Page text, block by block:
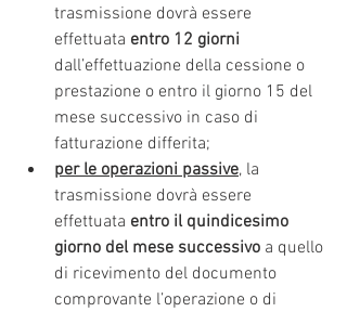
trasmissione dovrà essere
effettuata entro 12 giorni
dall’effettuazione della cessione o
prestazione o entro il giorno 15 del
mese successivo in caso di
fatturazione differita;
per le operazioni passive, la
trasmissione dovrà essere
effettuata entro il quindicesimo
giorno del mese successivo a quello
di ricevimento del documento
comprovante l’operazione o di